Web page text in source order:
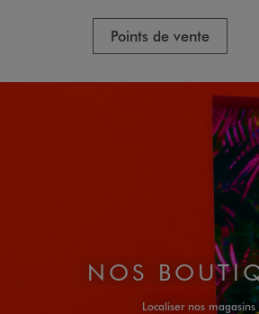
Points de vente
NOS
Localiser nos magasins